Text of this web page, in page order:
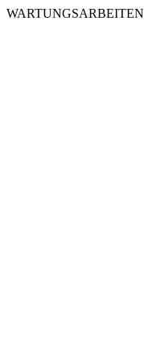
WARTUNGSARBEITEN